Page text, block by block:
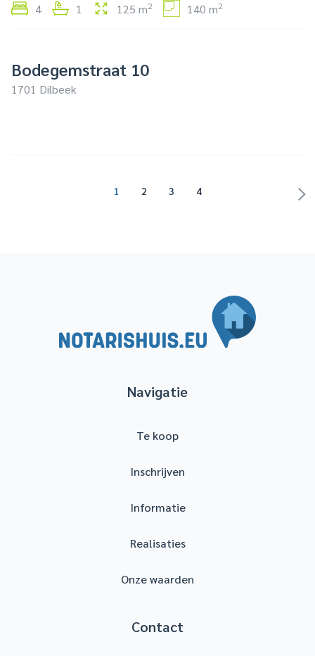
4 1 125 m2 140 m2
Bodegemstraat 10
1701 Dilbeek
1 2 3 4
Navigatie
Te koop
Inschrijven
Informatie
Realisaties
Onze waarden
Contact